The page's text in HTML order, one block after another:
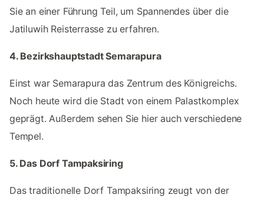
Sie an einer Führung Teil, um Spannendes über die
Jatiluwih Reisterrasse zu erfahren.
4. Bezirkshauptstadt Semarapura
Einst war Semarapura das Zentrum des Königreichs.
Noch heute wird die Stadt von einem Palastkomplex
geprägt. Außerdem sehen Sie hier auch verschiedene
Tempel.
5. Das Dorf Tampaksiring
Das traditionelle Dorf Tampaksiring zeugt von der